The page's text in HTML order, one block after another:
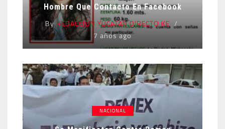
Hombre Que Contacto En Facebook
ByREDACCIÓN YUCATÁN DIRECTO KE
7 años ago
NACIONAL